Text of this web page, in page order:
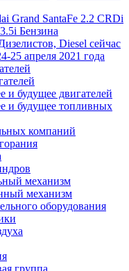
Grand SantaFe 2.2 CRDi
Бензина
Diesel сейчас
25 апреля 2021 года
и будущее двигателей
и будущее топливных
компаний
механизм
механизм
оборудования
группа